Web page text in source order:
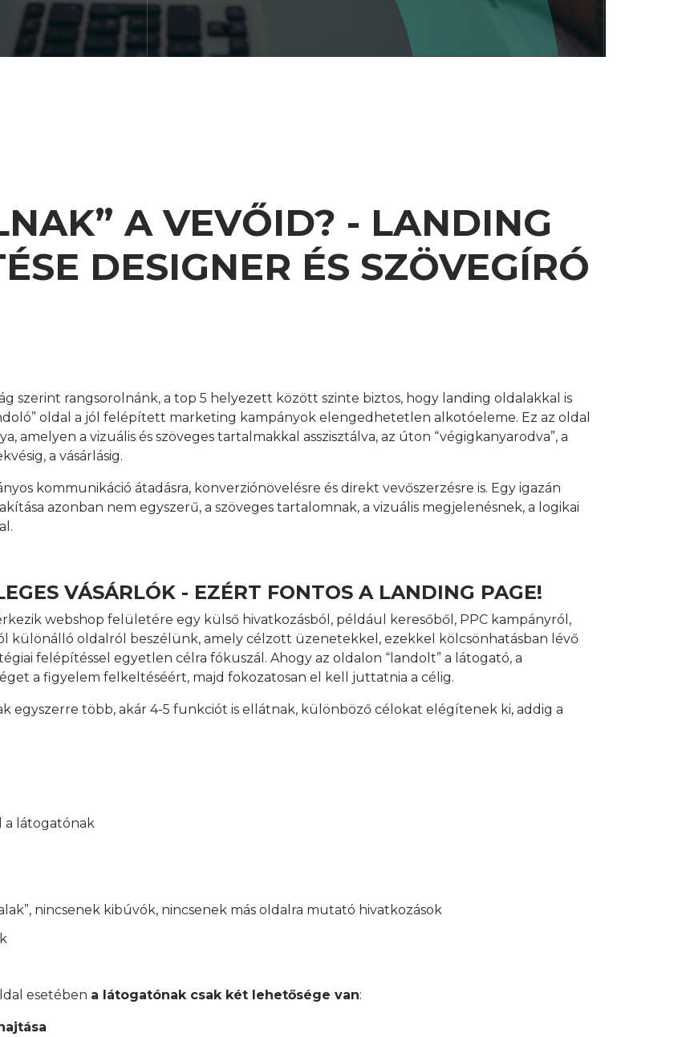
A VEVŐID? - LANDING
DESIGNER ÉS SZÖVEGÍRÓ
szerint rangsorolnánk, a top 5 helyezett között szinte biztos, hogy landing oldalakkal is
oldal a jól felépített marketing kampányok elengedhetetlen alkotóeleme. Ez az oldal
amelyen a vizuális és szöveges tartalmakkal asszisztálva, az úton “végigkanyarodva”, a
a vásárlásig.
kommunikáció átadásra, konverziónövelésre és direkt vevőszerzésre is. Egy igazán
azonban nem egyszerű, a szöveges tartalomnak, a vizuális megjelenésnek, a logikai
VÁSÁRLÓK - EZÉRT FONTOS A LANDING PAGE!
webshop felületére egy külső hivatkozásból, például keresőből, PPC kampányról,
különálló oldalról beszélünk, amely célzott üzenetekkel, ezekkel kölcsönhatásban lévő
felépítéssel egyetlen célra fókuszál. Ahogy az oldalon “landolt” a látogató, a
a figyelem felkeltéséért, majd fokozatosan el kell juttatnia a célig.
egyszerre több, akár 4-5 funkciót is ellátnak, különböző célokat elégítenek ki, addig a
a látogatónak
nincsenek kibúvók, nincsenek más oldalra mutató hivatkozások
esetében a látogatónak csak két lehetősége van: